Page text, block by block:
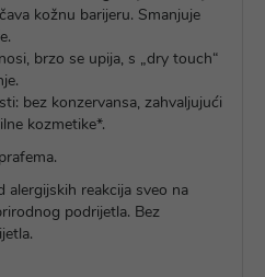
kožnu barijeru. Smanjuje
brzo se upija, s „dry touch“
bez konzervansa, zahvaljujući
kozmetike*.
alergijskih reakcija sveo na
podrijetla. Bez